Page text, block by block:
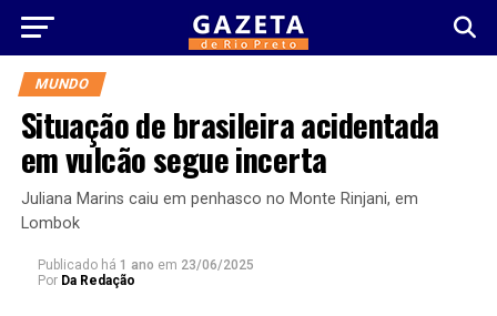
MUNDO
Situação de brasileira acidentada
em vulcão segue incerta
Juliana Marins caiu em penhasco no Monte Rinjani, em
Lombok
Publicado há 1 ano em 23/06/2025
Por Da Redação